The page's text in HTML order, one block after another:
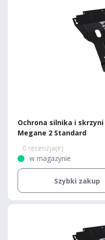
Ochrona silnika i
Megane 2 Standard
0 recenzja(e)
w magazynie
Szybki zakup